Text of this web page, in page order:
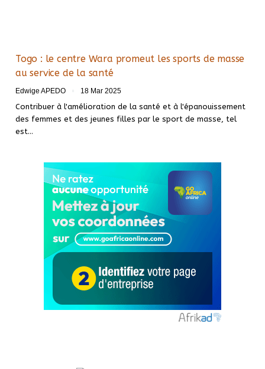
Togo : le centre Wara promeut les sports de masse
au service de la santé
Edwige APEDO 18 Mar 2025
Contribuer à l'amélioration de la santé et à l'épanouissement
des femmes et des jeunes filles par le sport de masse, tel
est…